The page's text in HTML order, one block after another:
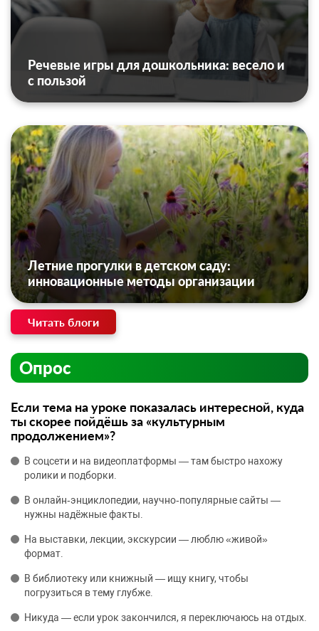
Речевые игры для дошкольника: весело и
с пользой
Летние прогулки в детском саду:
инновационные методы организации
Читать блоги
Опрос
Если тема на уроке показалась интересной, куда
ты скорее пойдёшь за «культурным
продолжением»?
В соцсети и на видеоплатформы — там быстро нахожу
ролики и подборки.
В онлайн‑энциклопедии, научно‑популярные сайты —
нужны надёжные факты.
На выставки, лекции, экскурсии — люблю «живой»
формат.
В библиотеку или книжный — ищу книгу, чтобы
погрузиться в тему глубже.
Никуда — если урок закончился, я переключаюсь на отдых.